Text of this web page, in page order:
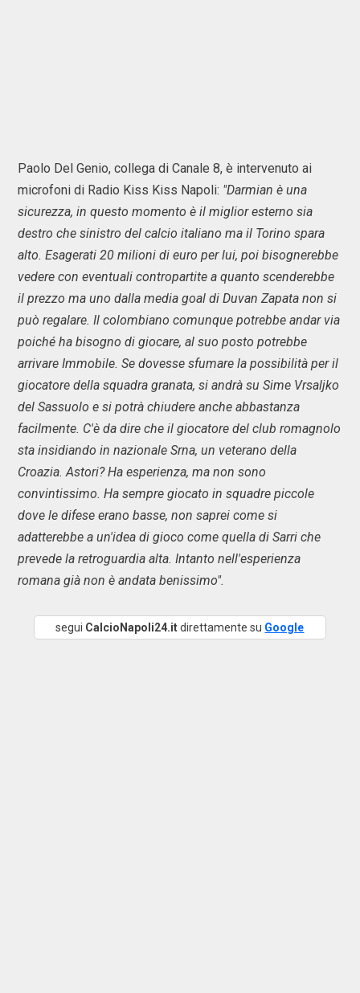
Paolo Del Genio, collega di Canale 8, è intervenuto ai
microfoni di Radio Kiss Kiss Napoli: "Darmian è una
sicurezza, in questo momento è il miglior esterno sia
destro che sinistro del calcio italiano ma il Torino spara
alto. Esagerati 20 milioni di euro per lui, poi bisognerebbe
vedere con eventuali contropartite a quanto scenderebbe
il prezzo ma uno dalla media goal di Duvan Zapata non si
può regalare. Il colombiano comunque potrebbe andar via
poiché ha bisogno di giocare, al suo posto potrebbe
arrivare Immobile. Se dovesse sfumare la possibilità per il
giocatore della squadra granata, si andrà su Sime Vrsaljko
del Sassuolo e si potrà chiudere anche abbastanza
facilmente. C'è da dire che il giocatore del club romagnolo
sta insidiando in nazionale Srna, un veterano della
Croazia. Astori? Ha esperienza, ma non sono
convintissimo. Ha sempre giocato in squadre piccole
dove le difese erano basse, non saprei come si
adatterebbe a un'idea di gioco come quella di Sarri che
prevede la retroguardia alta. Intanto nell'esperienza
romana già non è andata benissimo".
segui CalcioNapoli24.itdirettamente su Google